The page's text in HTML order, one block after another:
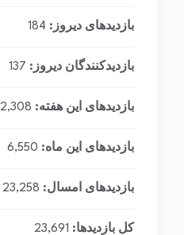
بازدیدهای دیروز: 184
بازدیدکنندگان دیروز: 137
بازدیدهای این هفته: 2,308
بازدیدهای این ماه: 6,550
بازدیدهای امسال: 23,258
کل بازدیدها: 23,691